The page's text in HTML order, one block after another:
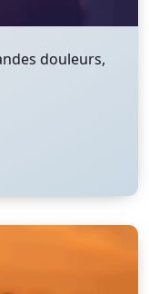
douleurs,